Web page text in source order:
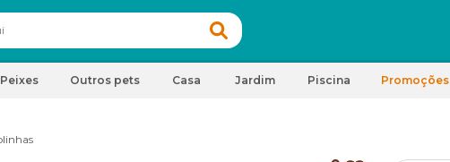
Peixes Outros pets Casa Jardim Piscina Promoções